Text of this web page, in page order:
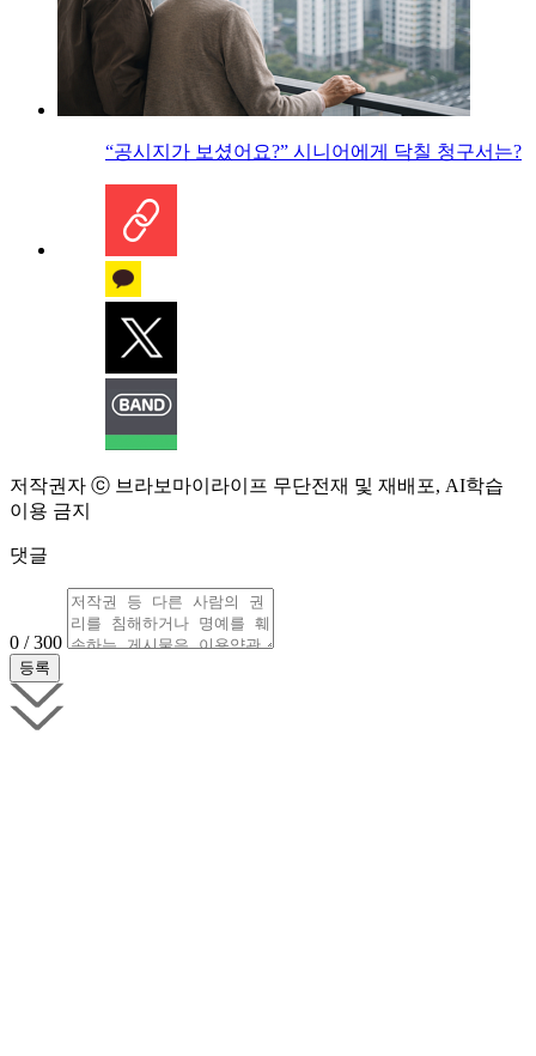
“공시지가 보셨어요?” 시니어에게 닥칠 청구서는?
저작권자 ⓒ 브라보마이라이프 무단전재 및 재배포, AI학습
이용 금지
댓글
0 / 300